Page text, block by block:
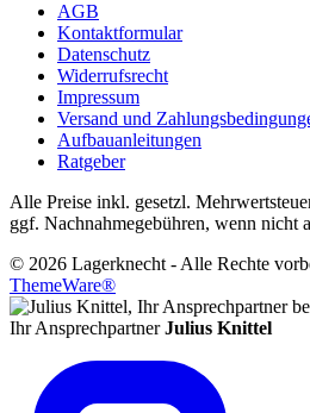
AGB
Kontaktformular
Datenschutz
Widerrufsrecht
Impressum
Versand und
Aufbauanleitungen
Ratgeber
Alle Preise inkl. gesetzl.
ggf. Nachnahmegebühren, wenn nicht
© 2026 Lagerknecht - Alle Rechte
ThemeWare®
Ihr Ansprechpartner Julius Knittel